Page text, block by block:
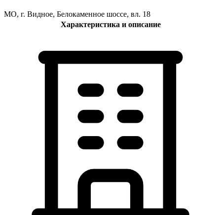
МО, г. Видное, Белокаменное шоссе, вл. 18
Характеристика и описание